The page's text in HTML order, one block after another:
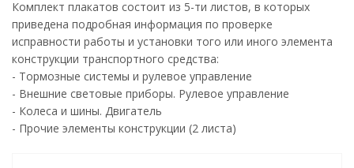
Комплект плакатов состоит из 5-ти листов, в которых
приведена подробная информация по проверке
исправности работы и установки того или иного элемента
конструкции транспортного средства:
- Тормозные системы и рулевое управление
- Внешние световые приборы. Рулевое управление
- Колеса и шины. Двигатель
- Прочие элементы конструкции (2 листа)